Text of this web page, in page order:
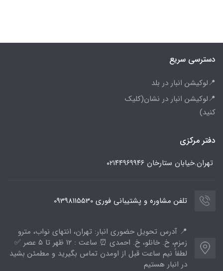
دسترسی سریع
📍لوکیشن انبار در بلد
📍لوکیشن انبار در نشان(کلیک
کنید)
دفتر مرکزی
تهران.خیابان ستارخان ۰۲۱۴۴۹۶۹۹۴۶
تلفن مشاوره و پشتیبانی فوری 09398115530
📍 آدرس تحویل حضوری انبار: تهران، انتهای نواب، مترو
زمزم، خ. خانلو، خ. احمدی ⏰ ساعت : ۱۲ ظهر تا ۵ عصر ✅
لطفاً نیم ساعت قبل از اومدن تماس بگیرید و مطمئن بشید
در انبار هستیم